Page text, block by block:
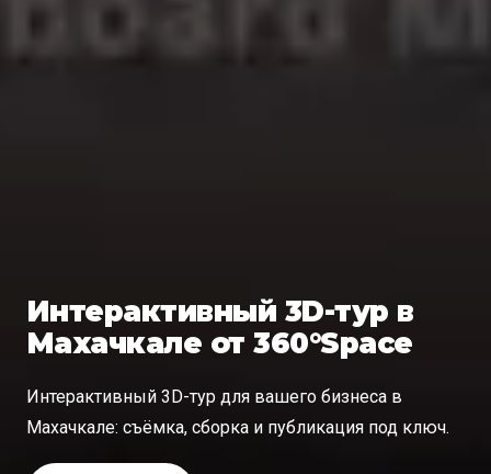
Интерактивный 3D-тур в
Махачкале от 360°Space
Интерактивный 3D-тур для вашего бизнеса в
Махачкале: съёмка, сборка и публикация под ключ.